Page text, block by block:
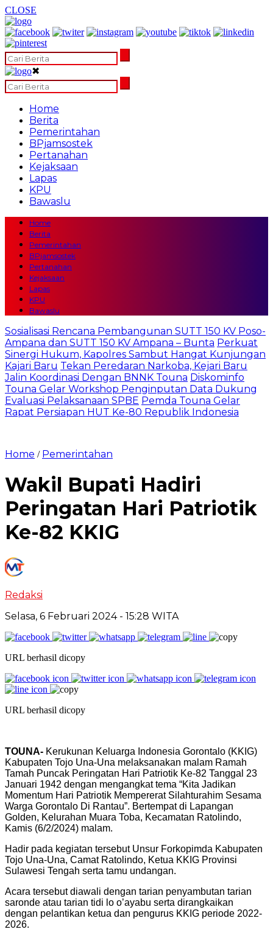
CLOSE
✖
Home
Berita
Pemerintahan
BPjamsostek
Pertanahan
Kejaksaan
Lapas
KPU
Bawaslu
Home
Berita
Pemerintahan
BPjamsostek
Pertanahan
Kejaksaan
Lapas
KPU
Bawaslu
Sosialisasi Rencana Pembangunan SUTT 150 KV Poso-
Ampana dan SUTT 150 KV Ampana – Bunta Perkuat
Sinergi Hukum, Kapolres Sambut Hangat Kunjungan
Kajari Baru Tekan Peredaran Narkoba, Kejari Baru
Jalin Koordinasi Dengan BNNK Touna Diskominfo
Touna Gelar Workshop Penginputan Data Dukung
Evaluasi Pelaksanaan SPBE Pemda Touna Gelar
Rapat Persiapan HUT Ke-80 Republik Indonesia
Home / Pemerintahan
Wakil Bupati Hadiri
Peringatan Hari Patriotik
Ke-82 KKIG
Redaksi
Selasa, 6 Februari 2024 - 15:28 WITA
URL berhasil dicopy
URL berhasil dicopy
TOUNA- Kerukunan Keluarga Indonesia Gorontalo (KKIG)
Kabupaten Tojo Una-Una melaksanakan malam Ramah
Tamah Puncak Peringatan Hari Patriotik Ke-82 Tanggal 23
Januari 1942 dengan mengangkat tema “Kita Jadikan
Momentum Hari Patriotik Mempererat Silahturahim Sesama
Warga Gorontalo Di Rantau”. Bertempat di Lapangan
Golden, Kelurahan Muara Toba, Kecamatan Ratolindo,
Kamis (6/2/2024) malam.
Hadir pada kegiatan tersebut Unsur Forkopimda Kabupaten
Tojo Una-Una, Camat Ratolindo, Ketua KKIG Provinsi
Sulawesi Tengah serta tamu undangan.
Acara tersebut diawali dengan tarian penyambutan tarian
saronde atau tarian tidi lo o’ayabu serta dirangkaikan
dengan pelantikan ketua dan pengurus KKIG periode 2022-
2026.